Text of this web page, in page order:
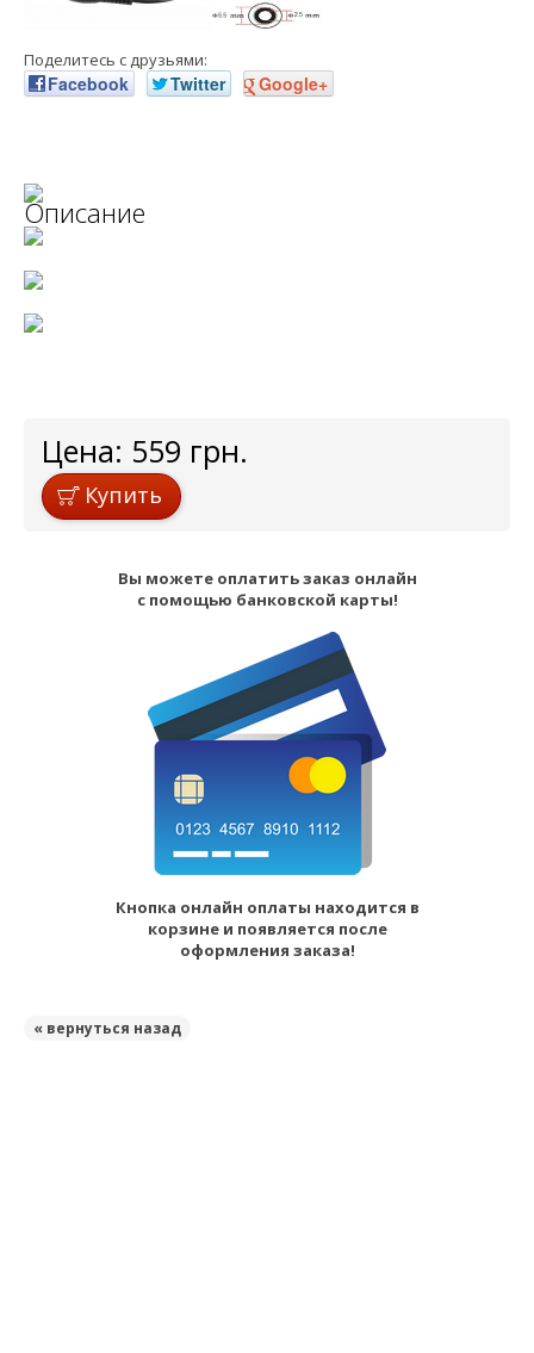
Поделитесь с друзьями:
Facebook Twitter Google+
Описание
Цена: 559 грн.
Купить
Вы можете оплатить заказ онлайн
с помощью банковской карты!
Кнопка онлайн оплаты находится в
корзине и появляется после
оформления заказа!
« вернуться назад